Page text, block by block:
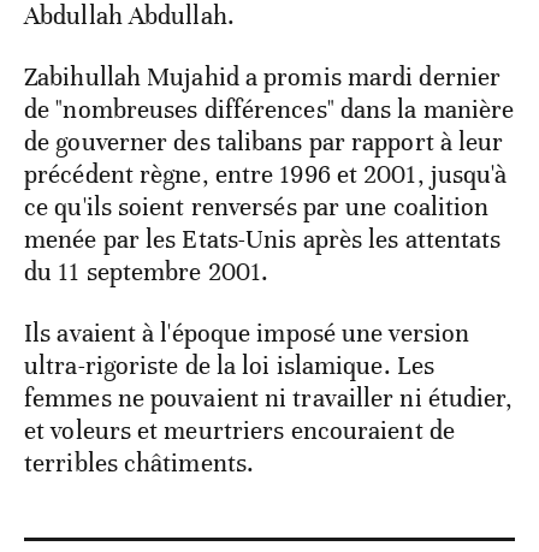
Abdullah Abdullah.
Zabihullah Mujahid a promis mardi dernier
de "nombreuses différences" dans la manière
de gouverner des talibans par rapport à leur
précédent règne, entre 1996 et 2001, jusqu'à
ce qu'ils soient renversés par une coalition
menée par les Etats-Unis après les attentats
du 11 septembre 2001.
Ils avaient à l'époque imposé une version
ultra-rigoriste de la loi islamique. Les
femmes ne pouvaient ni travailler ni étudier,
et voleurs et meurtriers encouraient de
terribles châtiments.